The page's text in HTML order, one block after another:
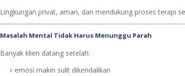
Lingkungan privat, aman, dan mendukung proses terapi
Masalah Mental Tidak Harus Menunggu Parah
Banyak klien datang setelah:
emosi makin sulit dikendalikan